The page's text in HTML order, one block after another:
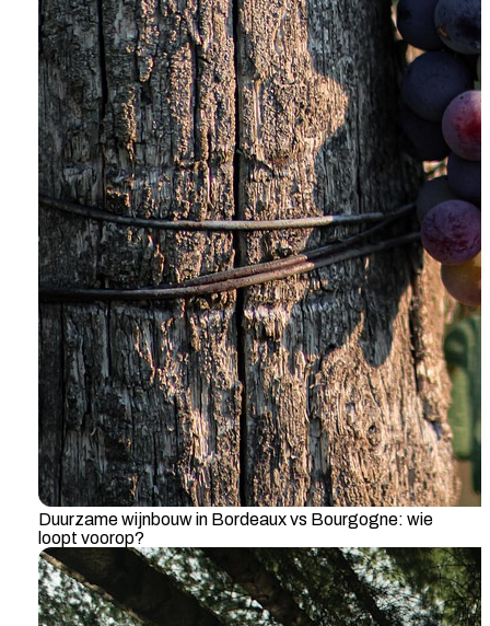
Duurzame wijnbouw in Bordeaux vs Bourgogne: wie
loopt voorop?